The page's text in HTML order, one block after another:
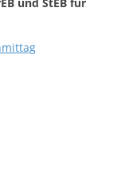
und StEB für